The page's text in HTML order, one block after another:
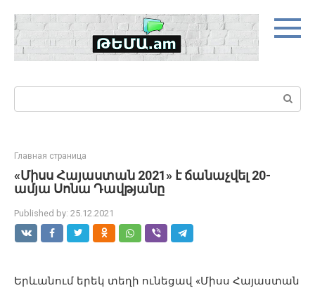
content
Search:
Главная страница
«Միսս Հայաստան 2021» է ճանաչվել 20-
ամյա Սոնա Դավթյանը
Published by: 25.12.2021
Երևանում երեկ տեղի ունեցավ «Միսս Հայաստան